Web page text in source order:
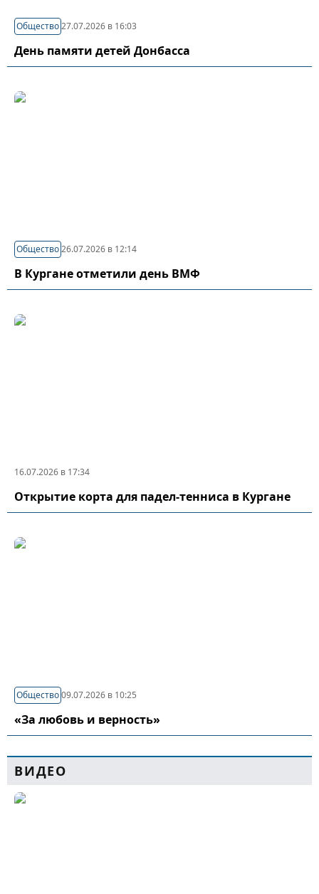
Общество27.07.2026 в 16:03
День памяти детей Донбасса
Общество26.07.2026 в 12:14
В Кургане отметили день ВМФ
16.07.2026 в 17:34
Открытие корта для падел-тенниса в Кургане
Общество09.07.2026 в 10:25
«За любовь и верность»
ВИДЕО